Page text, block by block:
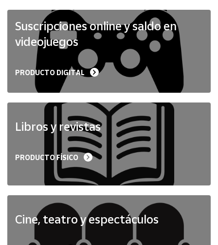
Ubicación
Península
Baleares
Melilla
Suscripciones online y saldo en
videojuegos
PRODUCTO DIGITAL
Libros y revistas
PRODUCTO FÍSICO
Cine, teatro y espectáculos